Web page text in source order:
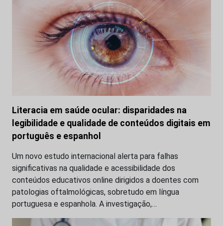
Literacia em saúde ocular: disparidades na
legibilidade e qualidade de conteúdos digitais em
português e espanhol
Um novo estudo internacional alerta para falhas
significativas na qualidade e acessibilidade dos
conteúdos educativos online dirigidos a doentes com
patologias oftalmológicas, sobretudo em língua
portuguesa e espanhola. A investigação,…